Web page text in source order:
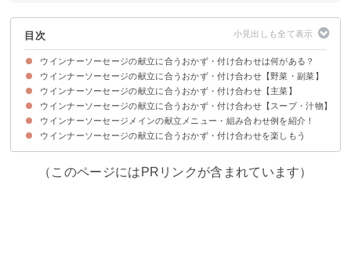
目次
ウインナーソーセージの献立に合うおかず・付け合わせは何がある？
ウインナーソーセージの献立に合うおかず・付け合わせ【野菜・副菜】
①ザワークラウト
②ほうれん草とコーンのバター炒め
③フライドポテト
④玉ねぎとトマトのマリネ
ウインナーソーセージの献立に合うおかず・付け合わせ【主菜】
①スクランブルエッグ
②鶏肉のハーブソテー
③チリコンカン
④ピーマンのツナ詰め
ウインナーソーセージの献立に合うおかず・付け合わせ【スープ・汁物】
①コンソメスープ
②ミネストローネ
③ミルクスープ
ウインナーソーセージメインの献立メニュー・組み合わせ例を紹介！
献立メニュー①
献立メニュー②
献立メニュー③
ウインナーソーセージの献立に合うおかず・付け合わせを楽しもう
（このページにはPRリンクが含まれています）